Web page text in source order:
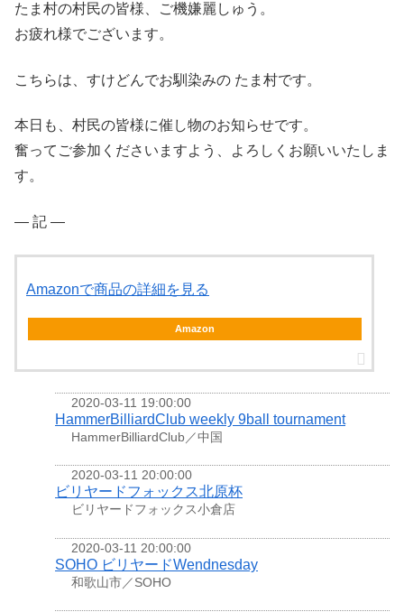
たま村の村民の皆様、ご機嫌麗しゅう。
お疲れ様でございます。
こちらは、すけどんでお馴染みの たま村です。
本日も、村民の皆様に催し物のお知らせです。
奮ってご参加くださいますよう、よろしくお願いいたしま
す。
― 記 ―
Amazonで商品の詳細を見る
Amazon
2020-03-11 19:00:00
HammerBilliardClub weekly 9ball tournament
HammerBilliardClub／中国
2020-03-11 20:00:00
ビリヤードフォックス北原杯
ビリヤードフォックス小倉店
2020-03-11 20:00:00
SOHO ビリヤードWendnesday
和歌山市／SOHO